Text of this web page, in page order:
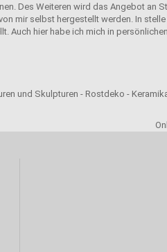
Des Weiteren wird das Angebot an
mir selbst hergestellt werden. In
Auch hier habe ich mich in
und Skulpturen - Rostdeko -